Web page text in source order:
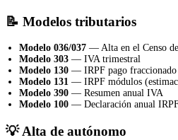
📝 Modelos tributarios
Modelo 036/037 — Alta en el Censo
Modelo 303 — IVA trimestral
Modelo 130 — IRPF pago fraccionado
Modelo 131 — IRPF módulos
Modelo 390 — Resumen anual IVA
Modelo 100 — Declaración anual
💡 Alta de autónomo